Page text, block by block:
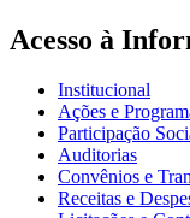
Acesso à
Institucional
Ações e
Participação
Auditorias
Convênios e
Receitas e